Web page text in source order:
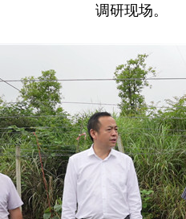
调研现场。